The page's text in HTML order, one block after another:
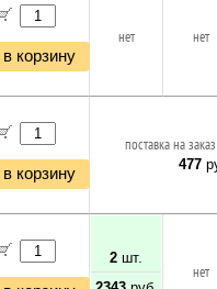
в корзину
нет нет
в корзину
поставка на
477
2 шт.
нет